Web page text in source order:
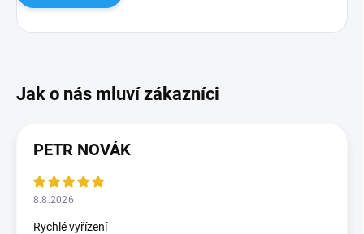
PETR NOVÁK
8.8.2026
Rychlé vyřízení